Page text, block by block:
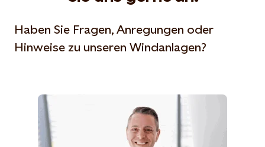
Haben Sie Fragen, Anregungen oder
Hinweise zu unseren Windanlagen?